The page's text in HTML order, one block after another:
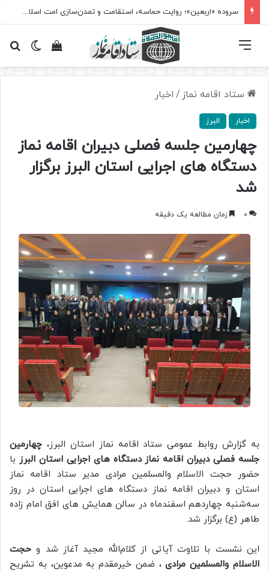
سروده‌ «اربعین»؛ روایت حماسه، استقامت و تمدن‌سازی امت اسلامی
تغییرمشاهده فهرست
ستاد اقامه نماز / اخبار
اخبار البرز
چهارمین جلسه فصلی دبیران اقامه نماز
دستگاه های اجرایی استان البرز برگزار
شد
0 زمان مطالعه یک دقیقه
به گزارش روابط عمومی ستاد اقامه نماز استان البرز، چهارمین
جلسه فصلی دبیران اقامه نماز دستگاه های اجرایی استان البرز با
حضور حجت الاسلام والمسلمین مرادی مدیر ستاد اقامه نماز
استان و دبیران اقامه نماز دستگاه های اجرایی استان در روز
سه‌شنبه چهاردهم اسفندماه در سالن همایش های افق امام زاده
طاهر (ع) برگزار شد.
این نشست با تلاوت آیاتی از کلام‌الله مجید آغاز شد و حجت
الاسلام والمسلمین مرادی، ضمن خیرمقدم به مدعوین، به تشریح